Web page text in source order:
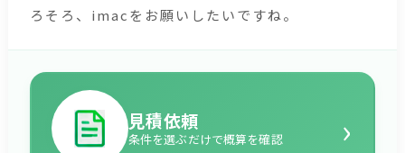
ろそろ、imacをお願いしたいですね。
見積依頼
条件を選ぶだけで概算を確認 ›